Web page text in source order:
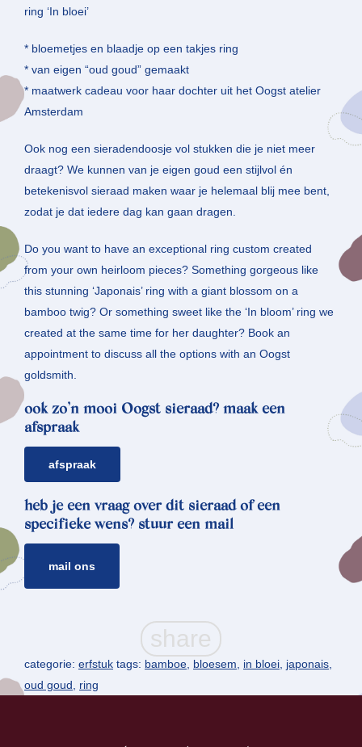
ring ‘In bloei’
* bloemetjes en blaadje op een takjes ring
* van eigen “oud goud” gemaakt
* maatwerk cadeau voor haar dochter uit het Oogst atelier
Amsterdam
Ook nog een sieradendoosje vol stukken die je niet meer
draagt? We kunnen van je eigen goud een stijlvol én
betekenisvol sieraad maken waar je helemaal blij mee bent,
zodat je dat iedere dag kan gaan dragen.
Do you want to have an exceptional ring custom created
from your own heirloom pieces? Something gorgeous like
this stunning ‘Japonais’ ring with a giant blossom on a
bamboo twig? Or something sweet like the ‘In bloom’ ring we
created at the same time for her daughter? Book an
appointment to discuss all the options with an Oogst
goldsmith.
ook zo’n mooi Oogst sieraad? maak een
afspraak
afspraak
heb je een vraag over dit sieraad of een
specifieke wens? stuur een mail
mail ons
categorie: erfstuk tags: bamboe bloesem in bloei japonais
oud goud
ring